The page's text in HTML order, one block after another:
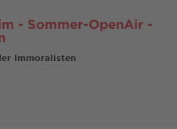
- Sommer-OpenAir -
Immoralisten